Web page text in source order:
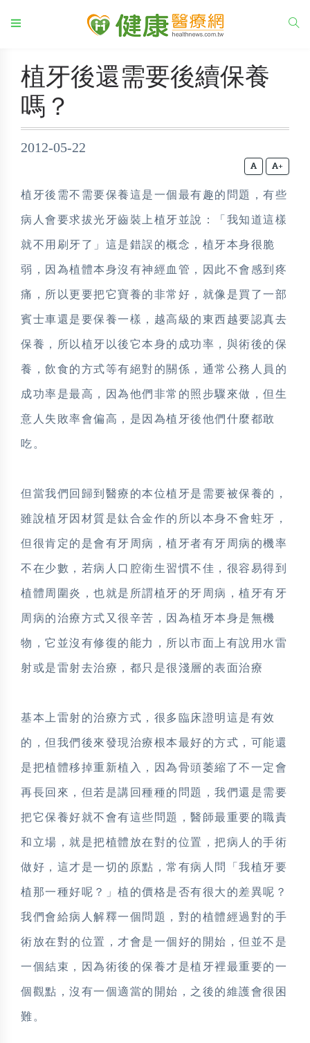
植牙後還需要後續保養
嗎？
2012-05-22
+
植牙後需不需要保養這是一個最有趣的問題，有些
病人會要求拔光牙齒裝上植牙並說：「我知道這樣
就不用刷牙了」這是錯誤的概念，植牙本身很脆
弱，因為植體本身沒有神經血管，因此不會感到疼
痛，所以更要把它寶養的非常好，就像是買了一部
賓士車還是要保養一樣，越高級的東西越要認真去
保養，所以植牙以後它本身的成功率，與術後的保
養，飲食的方式等有絕對的關係，通常公務人員的
成功率是最高，因為他們非常的照步驟來做，但生
意人失敗率會偏高，是因為植牙後他們什麼都敢
吃。
但當我們回歸到醫療的本位植牙是需要被保養的，
雖說植牙因材質是鈦合金作的所以本身不會蛀牙，
但很肯定的是會有牙周病，植牙者有牙周病的機率
不在少數，若病人口腔衛生習慣不佳，很容易得到
植體周圍炎，也就是所謂植牙的牙周病，植牙有牙
周病的治療方式又很辛苦，因為植牙本身是無機
物，它並沒有修復的能力，所以市面上有說用水雷
射或是雷射去治療，都只是很淺層的表面治療
基本上雷射的治療方式，很多臨床證明這是有效
的，但我們後來發現治療根本最好的方式，可能還
是把植體移掉重新植入，因為骨頭萎縮了不一定會
再長回來，但若是講回種種的問題，我們還是需要
把它保養好就不會有這些問題，醫師最重要的職責
和立場，就是把植體放在對的位置，把病人的手術
做好，這才是一切的原點，常有病人問「我植牙要
植那一種好呢？」植的價格是否有很大的差異呢？
我們會給病人解釋一個問題，對的植體經過對的手
術放在對的位置，才會是一個好的開始，但並不是
一個結束，因為術後的保養才是植牙裡最重要的一
個觀點，沒有一個適當的開始，之後的維護會很困
難。